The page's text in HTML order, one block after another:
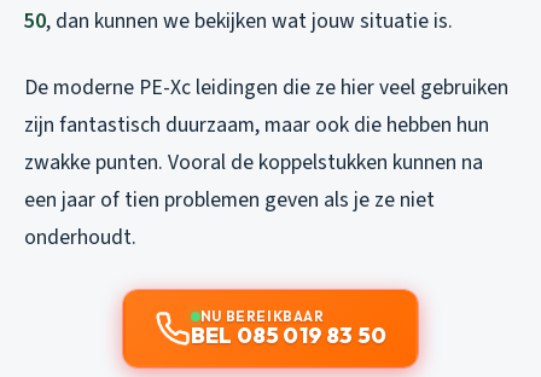
50, dan kunnen we bekijken wat jouw situatie is.
De moderne PE-Xc leidingen die ze hier veel gebruiken
zijn fantastisch duurzaam, maar ook die hebben hun
zwakke punten. Vooral de koppelstukken kunnen na
een jaar of tien problemen geven als je ze niet
onderhoudt.
NU BEREIKBAAR
BEL 085 019 83 50